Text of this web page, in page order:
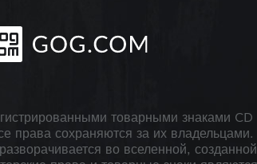
товарными знаками CD
права сохраняются за их владельцами.
во вселенной, созданной